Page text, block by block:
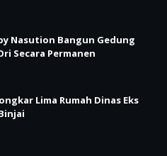
Nasution Bangun Gedung
Secara Permanen
Lima Rumah Dinas Eks